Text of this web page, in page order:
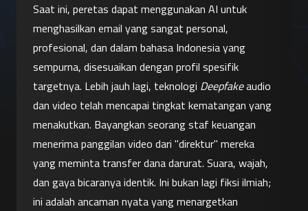
Saat ini, peretas dapat menggunakan AI untuk
menghasilkan email yang sangat personal,
profesional, dan dalam bahasa Indonesia yang
sempurna, disesuaikan dengan profil spesifik
targetnya. Lebih jauh lagi, teknologi Deepfake audio
dan video telah mencapai tingkat kematangan yang
menakutkan. Bayangkan seorang staf keuangan
menerima panggilan video dari "direktur" mereka
yang meminta transfer dana darurat. Suara, wajah,
dan gaya bicaranya identik. Ini bukan lagi fiksi ilmiah;
ini adalah ancaman nyata yang menargetkan